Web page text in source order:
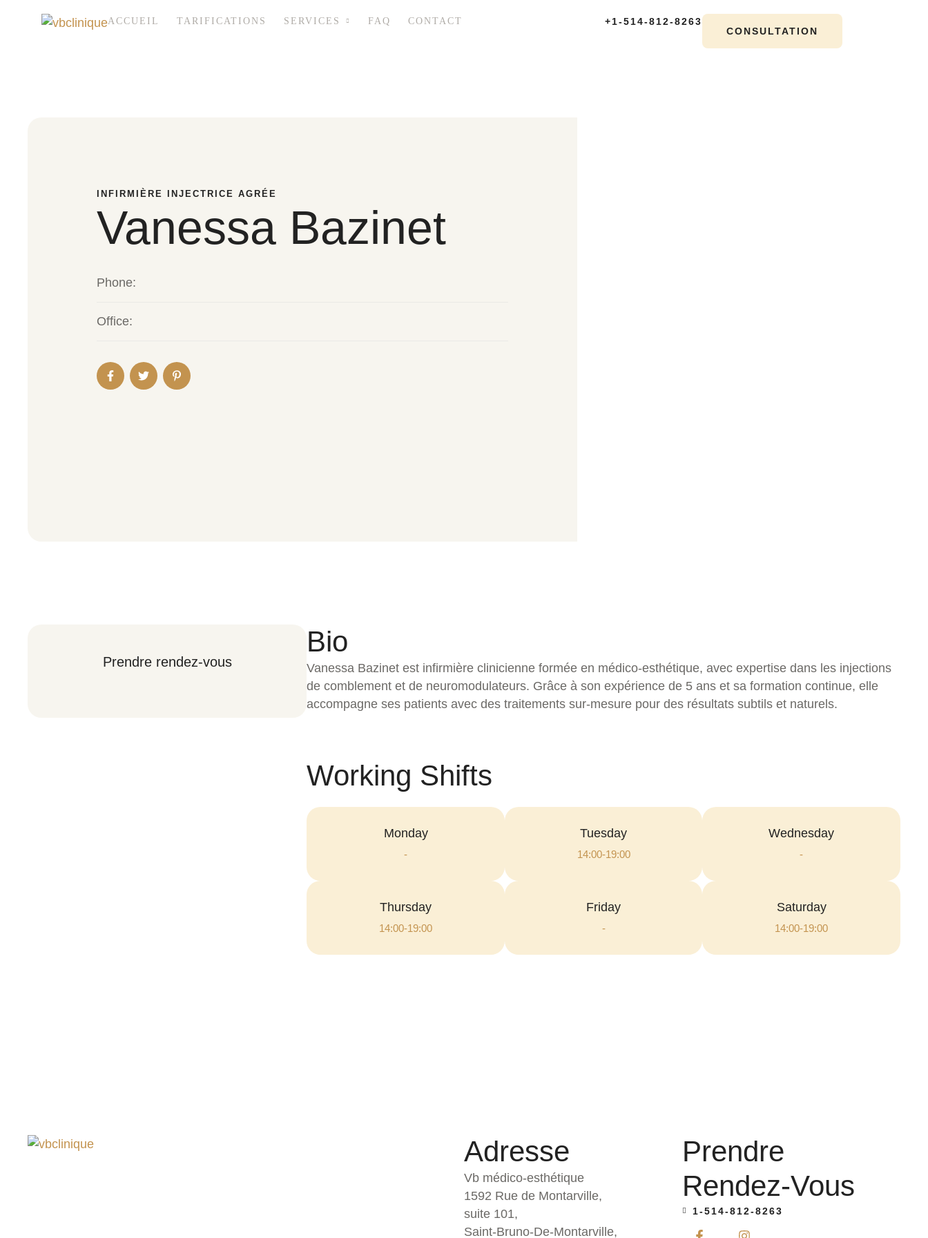
ACCUEIL TARIFICATIONS SERVICES FAQ CONTACT
+1-514-812-8263
CONSULTATION
INFIRMIÈRE INJECTRICE AGRÉE
Vanessa Bazinet
Phone:
Office:
Prendre rendez-vous
Bio
Vanessa Bazinet est infirmière clinicienne formée en médico-esthétique, avec expertise dans les injections
de comblement et de neuromodulateurs. Grâce à son expérience de 5 ans et sa formation continue, elle
accompagne ses patients avec des traitements sur-mesure pour des résultats subtils et naturels.
Working Shifts
Monday
-
Tuesday
14:00-19:00
Wednesday
-
Thursday
14:00-19:00
Friday
-
Saturday
14:00-19:00
Adresse
Vb médico-esthétique
1592 Rue de Montarville,
suite 101,
Saint-Bruno-De-Montarville,
Prendre
Rendez-Vous
1-514-812-8263